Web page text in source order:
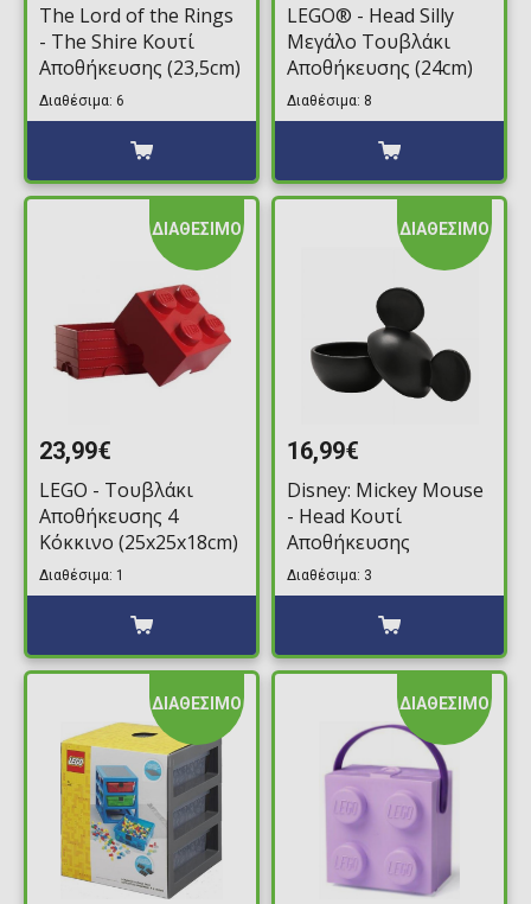
The Lord of the Rings
- The Shire Κουτί
Αποθήκευσης (23,5cm)
Διαθέσιμα: 6
LEGO® - Head Silly
Μεγάλο Τουβλάκι
Αποθήκευσης (24cm)
Διαθέσιμα: 8
ΔΙΑΘΕΣΙΜΟ
23,99€
LEGO - Τουβλάκι
Αποθήκευσης 4
Κόκκινο (25x25x18cm)
Διαθέσιμα: 1
ΔΙΑΘΕΣΙΜΟ
16,99€
Disney: Mickey Mouse
- Head Κουτί
Αποθήκευσης
Διαθέσιμα: 3
ΔΙΑΘΕΣΙΜΟ ΔΙΑΘΕΣΙΜΟ